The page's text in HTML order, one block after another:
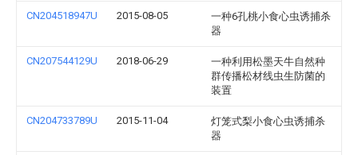
CN204518947U 2015-08-05
一种6孔桃小食心虫诱捕杀
器
CN207544129U 2018-06-29
一种利用松墨天牛自然种
群传播松材线虫生防菌的
装置
CN204733789U 2015-11-04
灯笼式梨小食心虫诱捕杀
器